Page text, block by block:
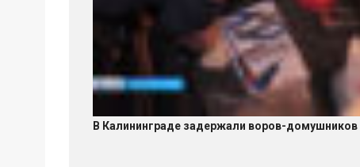
В Калининграде задержали воров-домушников